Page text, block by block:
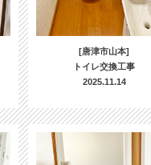
[唐津市山本]
トイレ交換工事
2025.11.14